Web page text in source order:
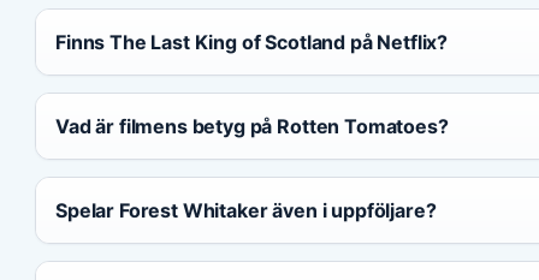
Finns The Last King of Scotland på Netflix?
Vad är filmens betyg på Rotten Tomatoes?
Spelar Forest Whitaker även i uppföljare?